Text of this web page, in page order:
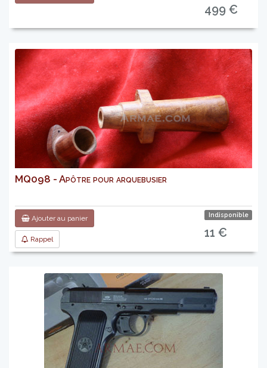
499 €
MQ098 - Apôtre pour arquebusier
Ajouter au panier
Rappel
Indisponible
11 €